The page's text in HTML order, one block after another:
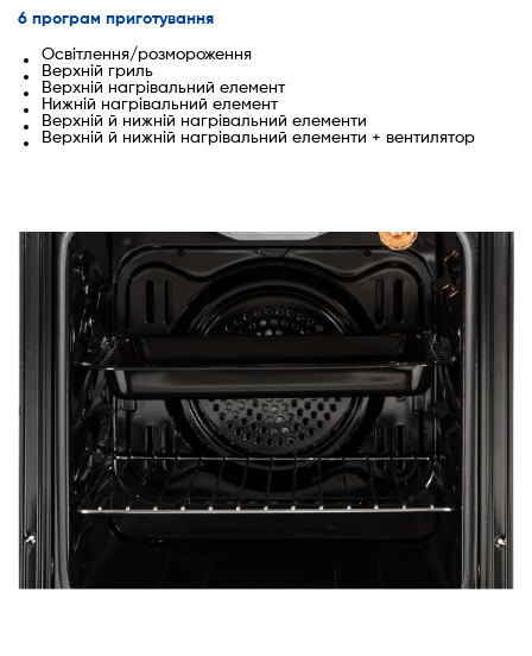
6 програм приготування
Освітлення/розмороження
Верхній гриль
Верхній нагрівальний елемент
Нижній нагрівальний елемент
Верхній й нижній нагрівальний елементи
Верхній й нижній нагрівальний елементи + вентилятор